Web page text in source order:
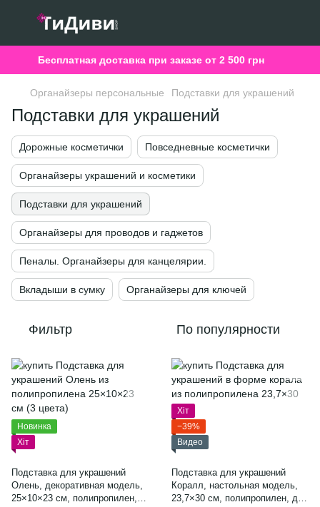
Бесплатная доставка при заказе от 2 500 грн
Органайзеры персональные Подставки для украшений
Подставки для украшений
Дорожные косметички Повседневные косметички
Органайзеры украшений и косметики
Подставки для украшений
Органайзеры для проводов и гаджетов
Пеналы. Органайзеры для канцелярии.
Вкладыши в сумку Органайзеры для ключей
Фильтр По популярности
Новинка
Хіт
Подставка для украшений
Олень, декоративная модель,
25×10×23 см, полипропилен,
Хіт
−39%
Видео
Подставка для украшений
Коралл, настольная модель,
23,7×30 см, полипропилен, для